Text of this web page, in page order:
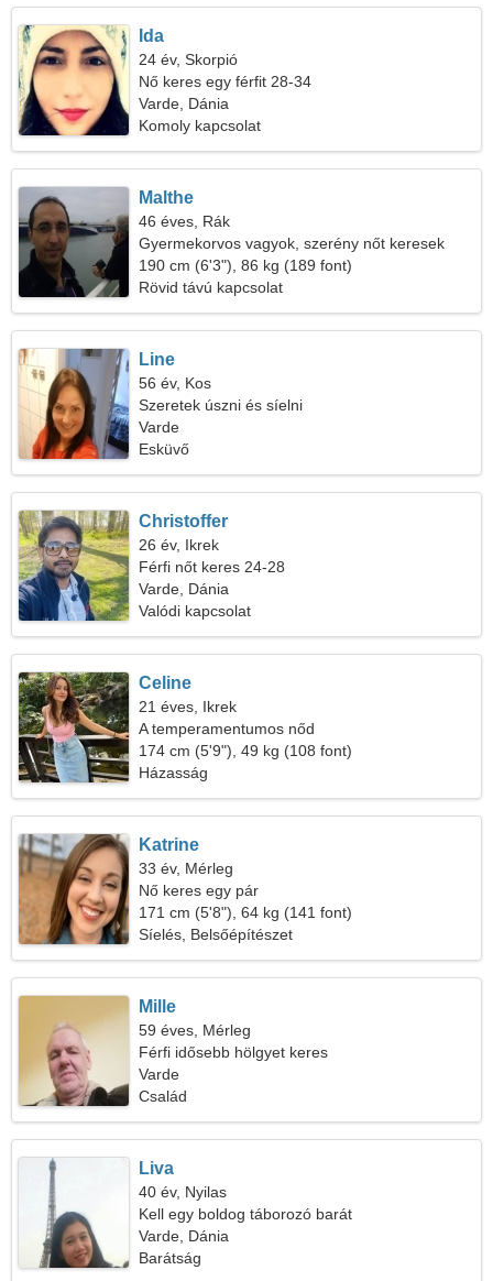
Ida
24 év, Skorpió
Nő keres egy férfit 28-34
Varde, Dánia
Komoly kapcsolat
Malthe
46 éves, Rák
Gyermekorvos vagyok, szerény nőt keresek
190 cm (6'3"), 86 kg (189 font)
Rövid távú kapcsolat
Line
56 év, Kos
Szeretek úszni és síelni
Varde
Esküvő
Christoffer
26 év, Ikrek
Férfi nőt keres 24-28
Varde, Dánia
Valódi kapcsolat
Celine
21 éves, Ikrek
A temperamentumos nőd
174 cm (5'9"), 49 kg (108 font)
Házasság
Katrine
33 év, Mérleg
Nő keres egy pár
171 cm (5'8"), 64 kg (141 font)
Síelés, Belsőépítészet
Mille
59 éves, Mérleg
Férfi idősebb hölgyet keres
Varde
Család
Liva
40 év, Nyilas
Kell egy boldog táborozó barát
Varde, Dánia
Barátság